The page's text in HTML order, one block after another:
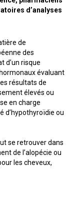
d’analyses
de
des
d’un risque
évaluant
résultats de
élevés ou
en charge
d’hypothyroïdie ou
se retrouver dans
de l’alopécie ou
les cheveux,